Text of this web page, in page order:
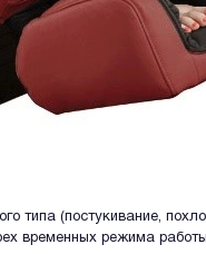
типа (постукивание,
временных режима